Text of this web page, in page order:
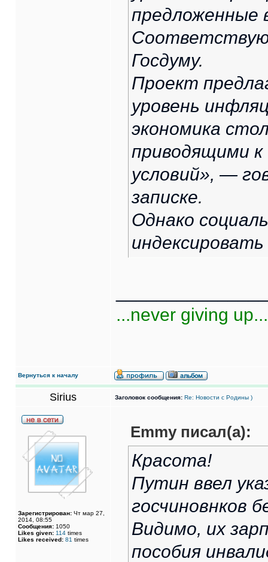
предложенные
Госдуму.
Проект
уровень
экономика
приводящими к
условий», —
записке.
Однако
...never giving up...
Вернуться к началу
Sirius Заголовок сообщения: Re: Новости с Родины )
Зарегистрирован: Чт мар 27,
2014, 08:55
Сообщения: 1050
Likes given: 114 times
Likes received: 81 times
Emmy писал(а):
Красота!
Путин ввел
госчиновнков
Видимо, их
пособия